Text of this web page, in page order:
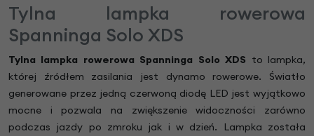
Tylna lampka rowerowa
Spanninga Solo XDS
Tylna lampka rowerowa Spanninga Solo XDS to lampka,
której źródłem zasilania jest dynamo rowerowe. Światło
generowane przez jedną czerwoną diodę LED jest wyjątkowo
mocne i pozwala na zwiększenie widoczności zarówno
podczas jazdy po zmroku jak i w dzień. Lampka została